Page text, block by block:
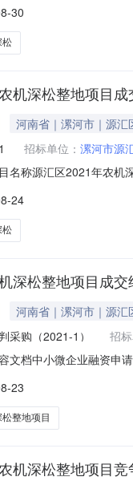
区问津农机专业合作社
30
松
机深松整地项目
河南省｜漯河市｜源汇
招标单位： 漯河市源
名称源汇区2021年农机
告项目概况源汇区2021
24
松
深松整地项目成
河南省｜漯河市｜源汇
采购（2021-1） 招
文档中小微企业融资申
补助（具体详见谈判文
23
整地项目
机深松整地项目